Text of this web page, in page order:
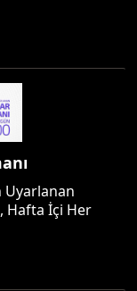
Uyarlanan
Hafta İçi Her